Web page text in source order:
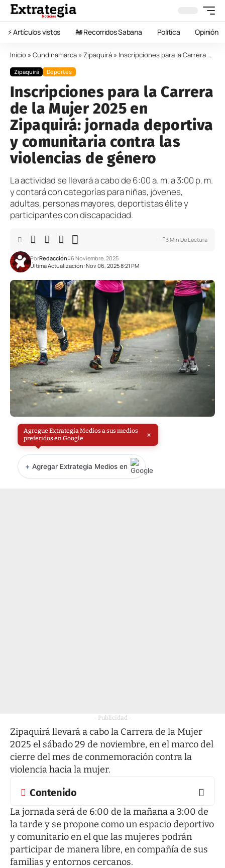
⚡️ Artículos vistos 🚂 Recorridos Sabana Política Opinión
Inicio » Cundinamarca » Zipaquirá » Inscripciones para la Carrera de la Mujer 2025 en Zipaquirá: jornada deportiva y comunitaria contra las violencias de género
Zipaquirá Deportes
Inscripciones para la Carrera
de la Mujer 2025 en
Zipaquirá: jornada deportiva
y comunitaria contra las
violencias de género
La actividad se llevará a cabo de 6:00 a. m. a 3:00 p. m.
y contará con categorías para niñas, jóvenes,
adultas, personas mayores, deportistas élite y
participantes con discapacidad.
Última Actualización: Nov 06, 2025 8:21 PM
PorRedacción 6 Noviembre, 2025
3 Min De Lectura
Agregue Extrategia Medios a sus medios
preferidos en Google
×
+ Agregar Extrategia Medios en
- Publicidad -
Zipaquirá llevará a cabo la Carrera de la Mujer
2025 el sábado 29 de noviembre, en el marco del
cierre del mes de conmemoración contra la
violencia hacia la mujer.
Contenido
La jornada será de 6:00 de la mañana a 3:00 de
la tarde y se propone como un espacio deportivo
y comunitario en el que las mujeres podrán
participar de manera libre, en compañía de sus
familias y entornos cercanos.